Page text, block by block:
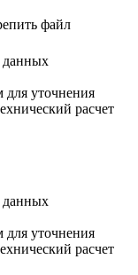
файл
данных
для уточнения
расчет
данных
для уточнения
расчет